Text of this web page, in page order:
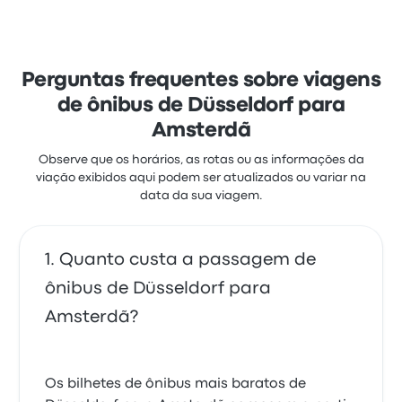
partir de R$ 96
Perguntas frequentes sobre viagens
de ônibus de Düsseldorf para
Amsterdã
Observe que os horários, as rotas ou as informações da
viação exibidos aqui podem ser atualizados ou variar na
data da sua viagem.
Quanto custa a passagem de
ônibus de Düsseldorf para
Amsterdã?
Os bilhetes de ônibus mais baratos de